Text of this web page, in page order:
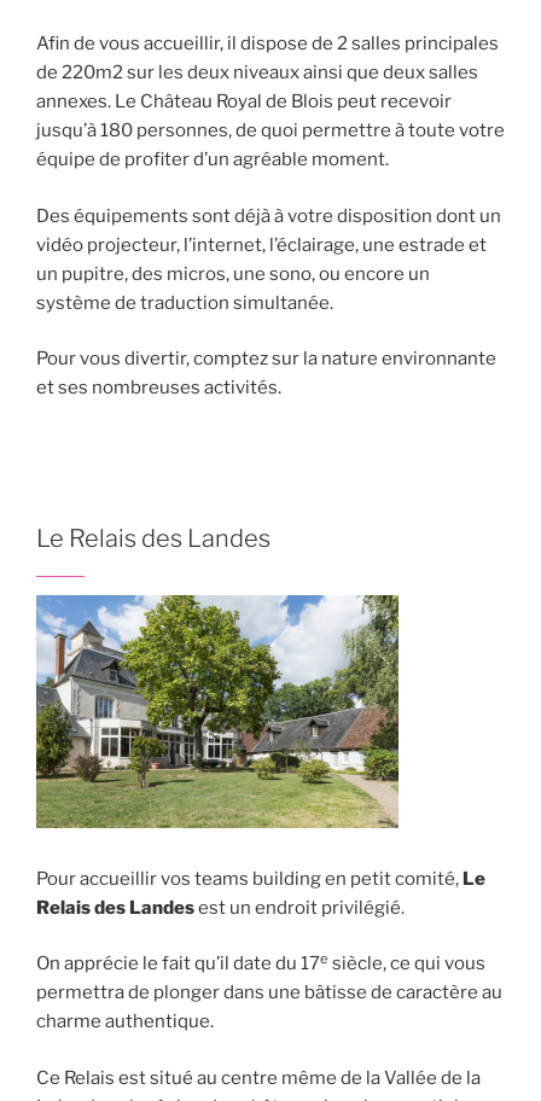
Afin de vous accueillir, il dispose de 2 salles principales
de 220m2 sur les deux niveaux ainsi que deux salles
annexes. Le Château Royal de Blois peut recevoir
jusqu’à 180 personnes, de quoi permettre à toute votre
équipe de profiter d’un agréable moment.
Des équipements sont déjà à votre disposition dont un
vidéo projecteur, l’internet, l’éclairage, une estrade et
un pupitre, des micros, une sono, ou encore un
système de traduction simultanée.
Pour vous divertir, comptez sur la nature environnante
et ses nombreuses activités.
Le Relais des Landes
Pour accueillir vos teams building en petit comité, Le
Relais des Landesest un endroit privilégié.
On apprécie le fait qu’il date du 17e siècle, ce qui vous
permettra de plonger dans une bâtisse de caractère au
charme authentique.
Ce Relais est situé au centre même de la Vallée de la